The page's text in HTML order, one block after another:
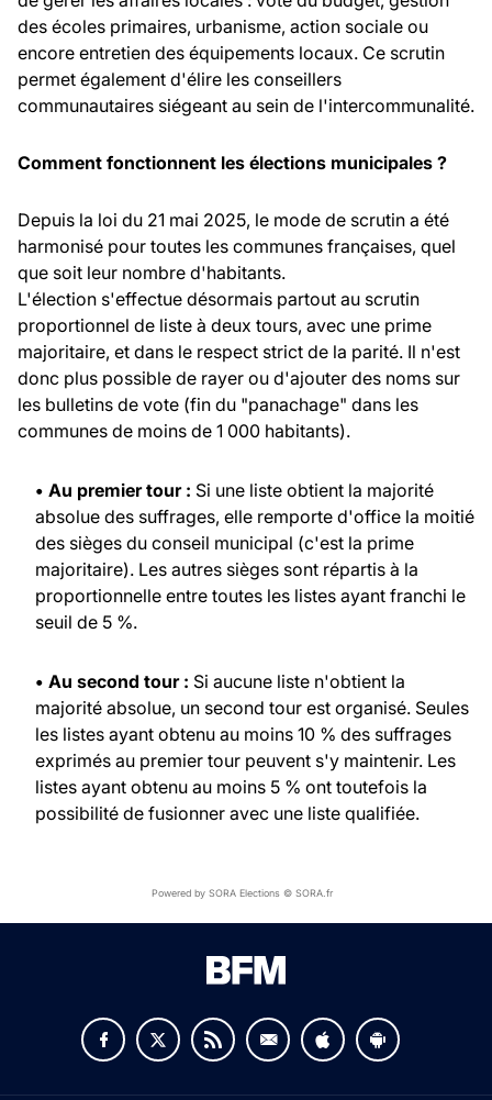
des écoles primaires, urbanisme, action sociale ou
encore entretien des équipements locaux. Ce scrutin
permet également d'élire les conseillers
communautaires siégeant au sein de l'intercommunalité.
Comment fonctionnent les élections municipales ?
Depuis la loi du 21 mai 2025, le mode de scrutin a été
harmonisé pour toutes les communes françaises, quel
que soit leur nombre d'habitants.
L'élection s'effectue désormais partout au scrutin
proportionnel de liste à deux tours, avec une prime
majoritaire, et dans le respect strict de la parité. Il n'est
donc plus possible de rayer ou d'ajouter des noms sur
les bulletins de vote (fin du "panachage" dans les
communes de moins de 1 000 habitants).
• Au premier tour : Si une liste obtient la majorité
absolue des suffrages, elle remporte d'office la moitié
des sièges du conseil municipal (c'est la prime
majoritaire). Les autres sièges sont répartis à la
proportionnelle entre toutes les listes ayant franchi le
seuil de 5 %.
• Au second tour : Si aucune liste n'obtient la
majorité absolue, un second tour est organisé. Seules
les listes ayant obtenu au moins 10 % des suffrages
exprimés au premier tour peuvent s'y maintenir. Les
listes ayant obtenu au moins 5 % ont toutefois la
possibilité de fusionner avec une liste qualifiée.
Powered by SORA Elections © SORA.fr